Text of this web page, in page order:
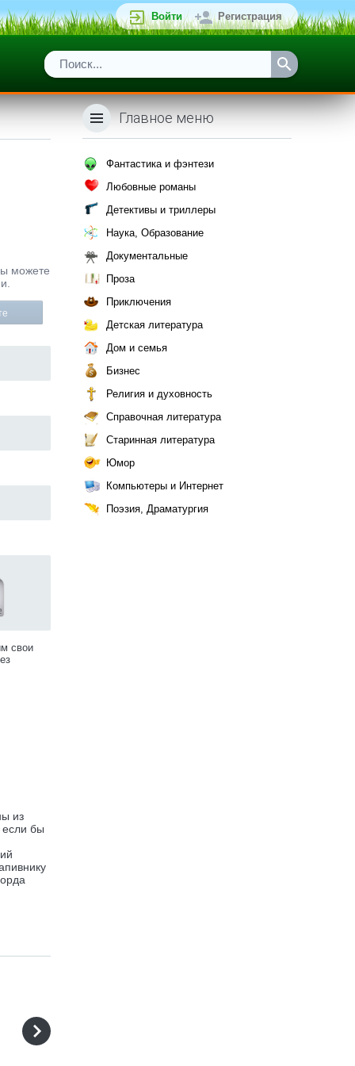
Войти Регистрация
можете
свои
из
если бы
Главное меню
Фантастика и фэнтези
Любовные романы
Детективы и триллеры
Наука, Образование
Документальные
Проза
Приключения
Детская литература
Дом и семья
Бизнес
Религия и духовность
Справочная литература
Старинная литература
Юмор
Компьютеры и Интернет
Поэзия, Драматургия